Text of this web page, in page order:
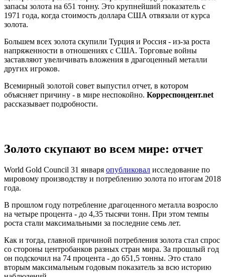
запасы золота на 651 тонну. Это крупнейший показатель с
1971 года, когда стоимость доллара США отвязали от курса
золота.
Большем всех золота скупили Турция и Россия - из-за роста
напряженности в отношениях с США. Торговые войны
заставляют увеличивать вложения в драгоценный металли
других игроков.
Всемирный золотой совет выпустил отчет, в котором
объясняет причину - в мире неспокойно. Корреспондент.net
рассказывает подробности.
Золото скупают во всем мире: отчет
World Gold Council 31 января опубликовал исследование по
мировому производству и потреблению золота по итогам 2018
года.
В прошлом году потребление драгоценного металла возросло
на четыре процента - до 4,35 тысячи тонн. При этом темпы
роста стали максимальными за последние семь лет.
Как и тогда, главной причиной потребления золота стал спрос
со стороны центробанков разных стран мира. За прошлый год
он подскочил на 74 процента - до 651,5 тонны. Это стало
вторым максимальным годовым показатель за всю историю